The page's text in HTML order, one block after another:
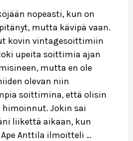
nopeasti, kun on
mutta kävipä vaan.
kovin vintagesoittimiin
upeita soittimia ajan
mutta en ole
olevan niin
soittimina, että olisin
Jokin sai
liikettä aikaan, kun
Anttila ilmoitteli …